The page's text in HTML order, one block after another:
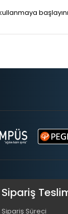
Sipariş
Sipariş Süreci